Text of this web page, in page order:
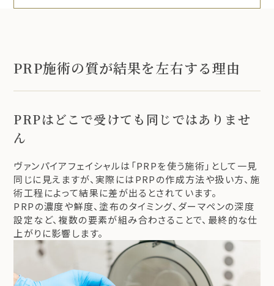
PRP施術の質が結果を左右する理由
PRPはどこで受けても同じではありませ
ん
ヴァンパイアフェイシャルは「PRPを使う施術」として一見
同じに見えますが、実際にはPRPの作成方法や扱い方、施
術工程によって結果に差が出るとされています。
PRPの濃度や鮮度、塗布のタイミング、ダーマペンの深度
設定など、複数の要素が組み合わさることで、最終的な仕
上がりに影響します。